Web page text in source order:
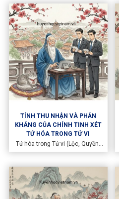
nhưng lại có mối quan hệ cộng
hưởng cực kỳ sâu sắc. Năm sinh
đại diện cho khí vận căn bản
(gốc
TÍNH THU NHẬN VÀ PHẢN
KHÁNG CỦA CHÍNH TINH XÉT
TỨ HÓA TRONG TỬ VI
Tứ hóa trong Tử vi (Lộc, Quyền,
Khoa, Kỵ) chính là "linh hồn" tạo
số. Cổ nhân thường dạy: "Tinh vi
thể, hóa vi dụng" – tức sao là cái
xác, còn Hóa khí mới là cái hồn
dẫn động cát hung. Tuy nhiên,